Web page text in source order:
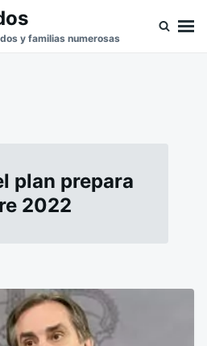
y familias numerosas
plan prepara
2022